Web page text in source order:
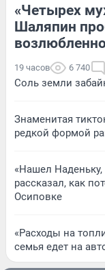
«Четырех
Шаляпин
19 часов 6 740
Соль земли
Знаменитая
редкой формой
«Нашел
рассказал, как
Осиповке
«Расходы на
семья едет на